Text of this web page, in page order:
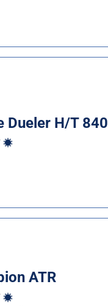
Dueler H/T 840
ATR